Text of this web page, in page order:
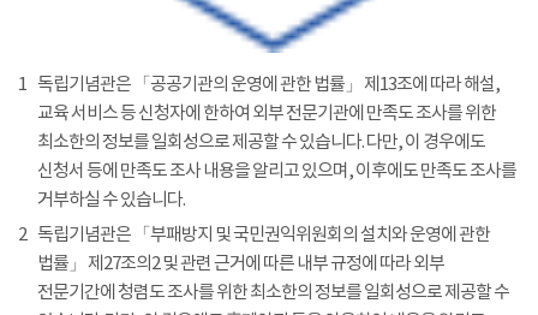
1 독립기념관은 「공공기관의 운영에 관한 법률」 제13조에 따라 해설,
교육 서비스 등 신청자에 한하여 외부 전문기관에 만족도 조사를 위한
최소한의 정보를 일회성으로 제공할 수 있습니다. 다만, 이 경우에도
신청서 등에 만족도 조사 내용을 알리고 있으며, 이후에도 만족도 조사를
거부하실 수 있습니다.
2 독립기념관은 「부패방지 및 국민권익위원회의 설치와 운영에 관한
법률」 제27조의2 및 관련 근거에 따른 내부 규정에 따라 외부
전문기간에 청렴도 조사를 위한 최소한의 정보를 일회성으로 제공할 수